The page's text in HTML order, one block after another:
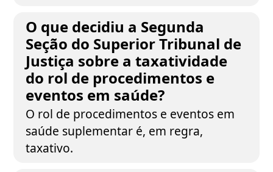
O que decidiu a Segunda
Seção do Superior Tribunal de
Justiça sobre a taxatividade
do rol de procedimentos e
eventos em saúde?
O rol de procedimentos e eventos em
saúde suplementar é, em regra,
taxativo.